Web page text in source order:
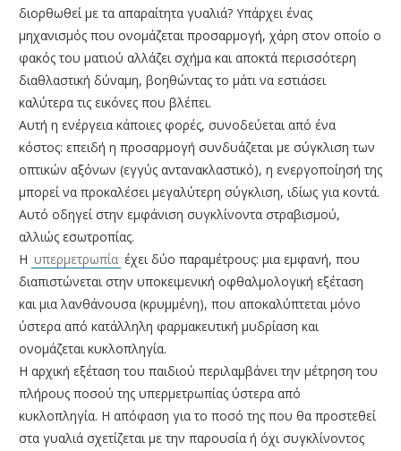
διορθωθεί με τα απαραίτητα γυαλιά? Υπάρχει ένας
μηχανισμός που ονομάζεται προσαρμογή, χάρη στον οποίο ο
φακός του ματιού αλλάζει σχήμα και αποκτά περισσότερη
διαθλαστική δύναμη, βοηθώντας το μάτι να εστιάσει
καλύτερα τις εικόνες που βλέπει.
Αυτή η ενέργεια κάποιες φορές, συνοδεύεται από ένα
κόστος: επειδή η προσαρμογή συνδυάζεται με σύγκλιση των
οπτικών αξόνων (εγγύς αντανακλαστικό), η ενεργοποίησή της
μπορεί να προκαλέσει μεγαλύτερη σύγκλιση, ιδίως για κοντά.
Αυτό οδηγεί στην εμφάνιση συγκλίνοντα στραβισμού,
αλλιώς εσωτροπίας.
Η υπερμετρωπία έχει δύο παραμέτρους: μια εμφανή, που
διαπιστώνεται στην υποκειμενική οφθαλμολογική εξέταση
και μια λανθάνουσα (κρυμμένη), που αποκαλύπτεται μόνο
ύστερα από κατάλληλη φαρμακευτική μυδρίαση και
ονομάζεται κυκλοπληγία.
Η αρχική εξέταση του παιδιού περιλαμβάνει την μέτρηση του
πλήρους ποσού της υπερμετρωπίας ύστερα από
κυκλοπληγία. Η απόφαση για το ποσό της που θα προστεθεί
στα γυαλιά σχετίζεται με την παρουσία ή όχι συγκλίνοντος